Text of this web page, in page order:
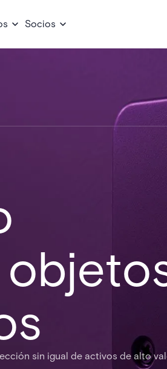
Socios
sin igual de activos de alto